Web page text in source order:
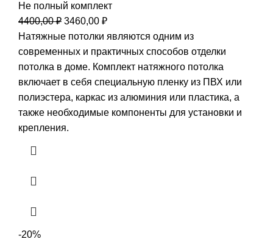
Не полный комплект
4400,00₽ Первоначальная
цена
составляла
4400,00 ₽.
3460,00 ₽Текущая
цена:
3460,00 ₽.
Натяжные потолки являются одним из
современных и практичных способов отделки
потолка в доме. Комплект натяжного потолка
включает в себя специальную пленку из ПВХ или
полиэстера, каркас из алюминия или пластика, а
также необходимые компоненты для установки и
крепления.
-20%